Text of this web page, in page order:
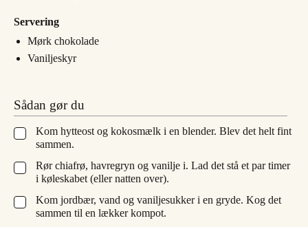
Servering
Mørk chokolade
Vaniljeskyr
Sådan gør du
▢
Kom hytteost og kokosmælk i en blender. Blev det helt fint
sammen.
▢
Rør chiafrø, havregryn og vanilje i. Lad det stå et par timer
i køleskabet (eller natten over).
▢
Kom jordbær, vand og vaniljesukker i en gryde. Kog det
sammen til en lækker kompot.